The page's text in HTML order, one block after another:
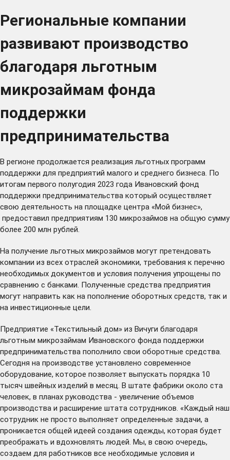
Региональные компании
развивают производство
благодаря льготным
микрозаймам фонда
поддержки
предпринимательства
В регионе продолжается реализация льготных программ
поддержки для предприятий малого и среднего бизнеса. По
итогам первого полугодия 2023 года Ивановский фонд
поддержки предпринимательства который осуществляет
свою деятельность на площадке центра «Мой бизнес»,
предоставил предприятиям 130 микрозаймов на общую сумму
более 200 млн рублей.
На получение льготных микрозаймов могут претендовать
компании из всех отраслей экономики, требования к перечню
необходимых документов и условия получения упрощены по
сравнению с банками. Полученные средства предприятия
могут направить как на пополнение оборотных средств, так и
на инвестиционные цели.
Предприятие «Текстильный дом» из Вичуги благодаря
льготным микрозаймам Ивановского фонда поддержки
предпринимательства пополнило свои оборотные средства.
Сегодня на производстве установлено современное
оборудование, которое позволяет выпускать порядка 10
тысяч швейных изделий в месяц. В штате фабрики около ста
человек, в планах руководства - увеличение объемов
производства и расширение штата сотрудников. «Каждый наш
сотрудник не просто выполняет определенные задачи, а
проникается общей идеей создания одежды, которая будет
преображать и вдохновлять людей. Мы, в свою очередь,
создаем для работников все необходимые условия и